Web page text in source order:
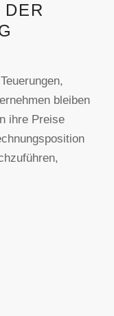
bleiben
ihre Preise